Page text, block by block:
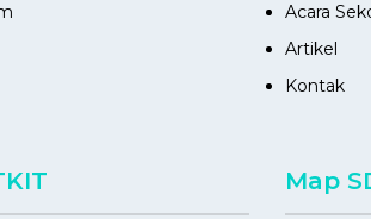
Acara
Artikel
Kontak
Map